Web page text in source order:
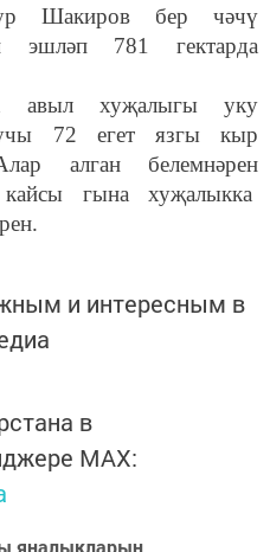
Шакиров бер чәчү
эшләп 781 гектарда
авыл хуҗалыгы уку
72 егет язгы кыр
алган белемнәрен
кайсы гына хуҗалыкка
и интересным в
в
MАХ:
яңалыкларын